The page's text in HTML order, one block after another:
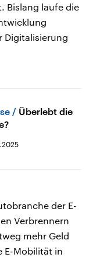
Bislang laufe die
Digitalisierung
Überlebt die
der E-
Verbrennern
mehr Geld
E-Mobilität in